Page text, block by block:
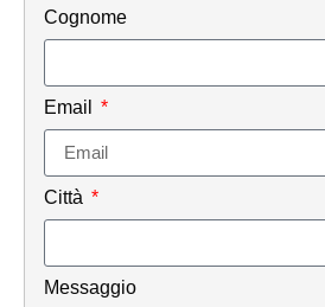
Cognome
Email
Città
Messaggio